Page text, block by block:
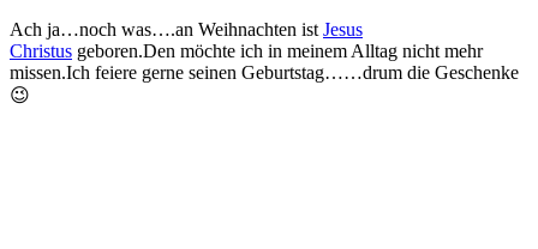
Ach ja…noch was….an Weihnachten ist Jesus
Christus geboren.Den möchte ich in meinem Alltag nicht mehr
missen.Ich feiere gerne seinen Geburtstag……drum die Geschenke
😉